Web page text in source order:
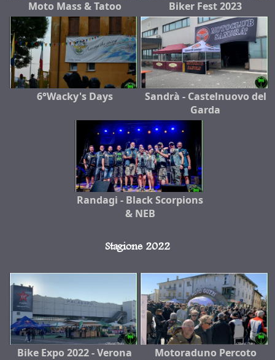
Moto Mass & Tatoo Biker Fest 2023
6°Wacky's Days
Sandrà - Castelnuovo del
Garda
Randagi - Black Scorpions
& NEB
Stagione 2022
Bike Expo 2022 - Verona Motoraduno Percoto